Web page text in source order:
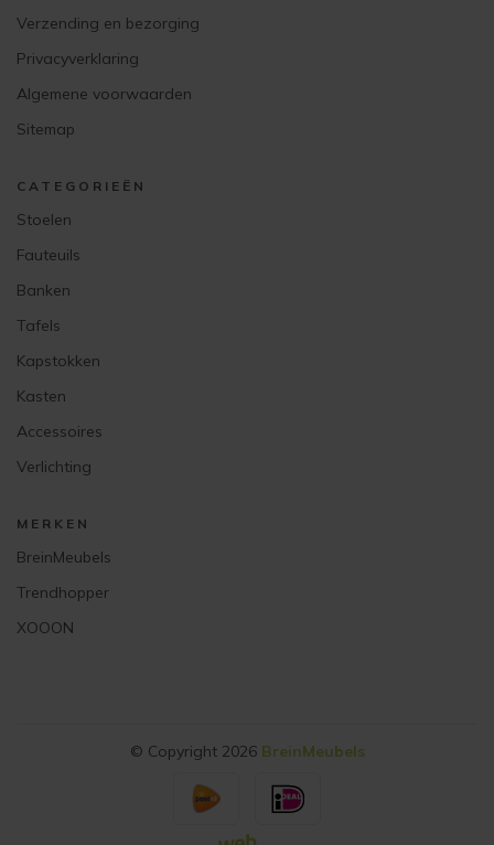
Verzending en bezorging
Privacyverklaring
Algemene voorwaarden
Sitemap
CATEGORIEËN
Stoelen
Fauteuils
Banken
Tafels
Kapstokken
Kasten
Accessoires
Verlichting
MERKEN
BreinMeubels
Trendhopper
XOOON
© Copyright 2026 BreinMeubels